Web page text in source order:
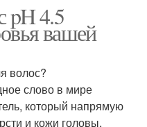
pH 4.5
вашей
волос?
слово в мире
который напрямую
и кожи головы.